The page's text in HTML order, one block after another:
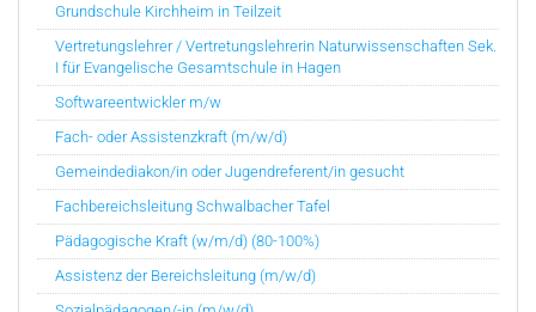
Grundschule Kirchheim in Teilzeit
Vertretungslehrer / Vertretungslehrerin Naturwissenschaften Sek.
I für Evangelische Gesamtschule in Hagen
Softwareentwickler m/w
Fach- oder Assistenzkraft (m/w/d)
Gemeindediakon/in oder Jugendreferent/in gesucht
Fachbereichsleitung Schwalbacher Tafel
Pädagogische Kraft (w/m/d) (80-100%)
Assistenz der Bereichsleitung (m/w/d)